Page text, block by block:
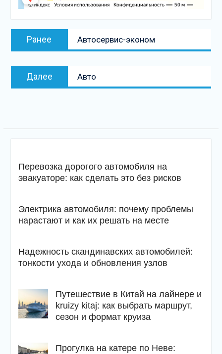
Навигация
Ранее
Предыдущая
запись:
Автосервис-эконом
Далее
Следующая
запись
Авто
Перевозка дорогого автомобиля на
эвакуаторе: как сделать это без рисков
Электрика автомобиля: почему проблемы
нарастают и как их решать на месте
Надежность скандинавских автомобилей:
тонкости ухода и обновления узлов
Путешествие в Китай на лайнере и
kruizy kitaj: как выбрать маршрут,
сезон и формат круиза
Прогулка на катере по Неве: